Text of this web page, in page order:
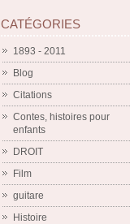
CATÉGORIES
1893 - 2011
Blog
Citations
Contes, histoires pour
enfants
DROIT
Film
guitare
Histoire